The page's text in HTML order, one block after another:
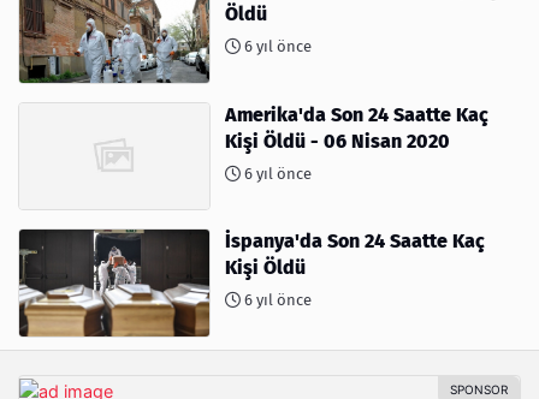
Öldü
6 yıl önce
Amerika'da Son 24 Saatte Kaç
Kişi Öldü - 06 Nisan 2020
6 yıl önce
İspanya'da Son 24 Saatte Kaç
Kişi Öldü
6 yıl önce